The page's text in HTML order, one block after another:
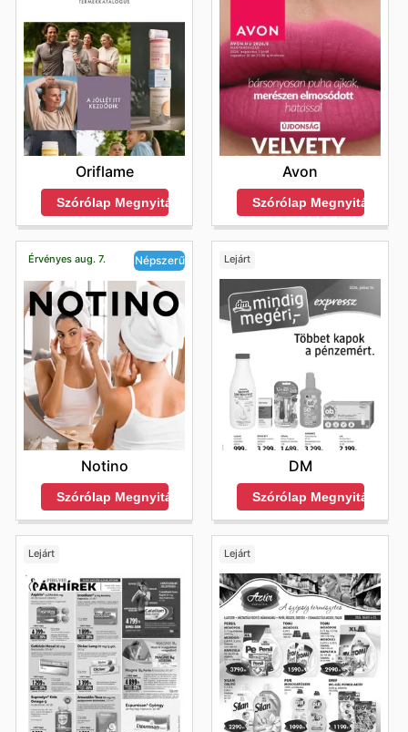
Oriflame
Szórólap Megnyitása
Avon
Szórólap Megnyitása
Érvényes aug. 7. Népszerű
Notino
Szórólap Megnyitása
Lejárt
DM
Szórólap Megnyitása
Lejárt Lejárt